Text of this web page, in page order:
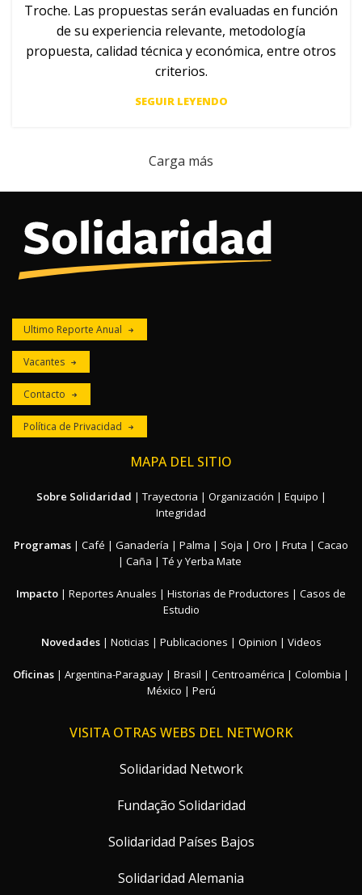
Troche. Las propuestas serán evaluadas en función
de su experiencia relevante, metodología
propuesta, calidad técnica y económica, entre otros
criterios.
SEGUIR LEYENDO
Carga más
Ultimo Reporte Anual
Vacantes
Contacto
Política de Privacidad
MAPA DEL SITIO
Sobre Solidaridad | Trayectoria | Organización | Equipo |
Integridad
Programas | Café | Ganadería | Palma | Soja | Oro | Fruta | Cacao
| Caña | Té y Yerba Mate
Impacto | Reportes Anuales | Historias de Productores | Casos de
Estudio
Novedades| Noticias | Publicaciones | Opinion | Videos
Oficinas | Argentina-Paraguay | Brasil | Centroamérica | Colombia |
México | Perú
VISITA OTRAS WEBS DEL NETWORK
Solidaridad Network
Fundação Solidaridad
Solidaridad Países Bajos
Solidaridad Alemania